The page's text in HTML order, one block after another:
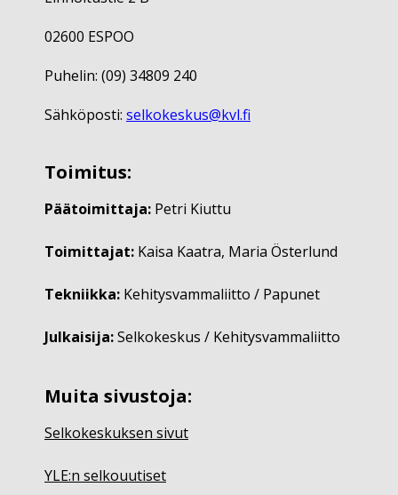
02600 ESPOO
Puhelin: (09) 34809 240
Sähköposti: selkokeskus@kvl.fi
Toimitus:
Päätoimittaja: Petri Kiuttu
Toimittajat: Kaisa Kaatra, Maria Österlund
Tekniikka: Kehitysvammaliitto / Papunet
Julkaisija:Selkokeskus / Kehitysvammaliitto
Muita sivustoja:
Selkokeskuksen sivut
YLE:n selkouutiset